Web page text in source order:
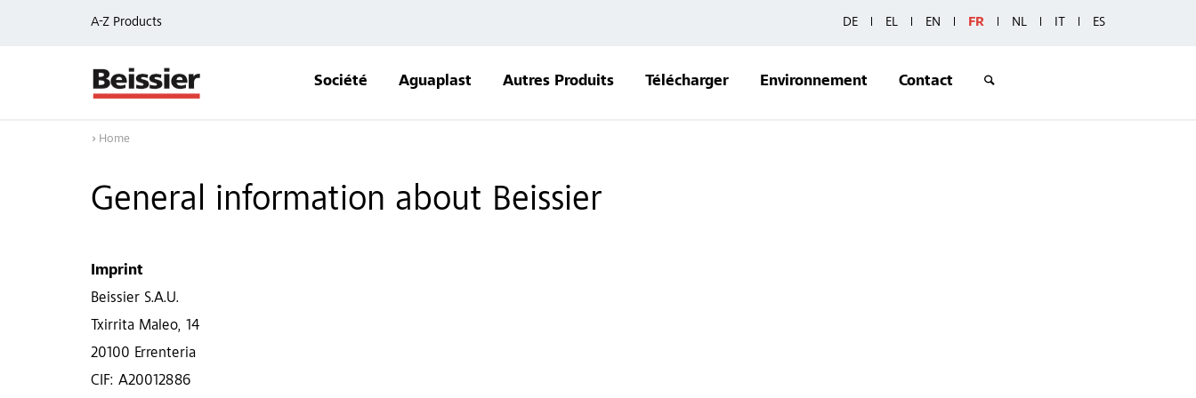
A-Z Products DE EL EN FR NL IT ES
Société Aguaplast Autres Produits Télécharger Environnement Contact
Home
General information about Beissier
Imprint
Beissier S.A.U.
Txirrita Maleo, 14
20100 Errenteria
CIF: A20012886